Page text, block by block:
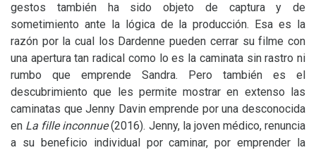
gestos también ha sido objeto de captura y de
sometimiento ante la lógica de la producción. Esa es la
razón por la cual los Dardenne pueden cerrar su filme con
una apertura tan radical como lo es la caminata sin rastro ni
rumbo que emprende Sandra. Pero también es el
descubrimiento que les permite mostrar en extenso las
caminatas que Jenny Davin emprende por una desconocida
en La fille inconnue(2016). Jenny, la joven médico, renuncia
a su beneficio individual por caminar, por emprender la